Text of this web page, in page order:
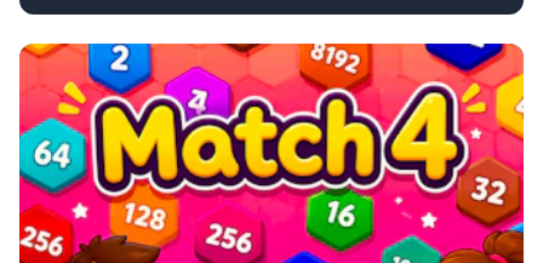
Play Merge Cubes online free. 2048 game, no download